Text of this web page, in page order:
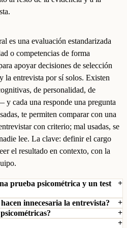
es una evaluación estandarizada
o competencias de forma
apoyar decisiones de selección
la entrevista por sí solos. Existen
de personalidad, de
cada una responde una pregunta
te permiten comparar con una
con criterio; mal usadas, se
lee. La clave: definir el cargo
el resultado en contexto, con la
prueba psicométrica y un test
innecesaria la entrevista?